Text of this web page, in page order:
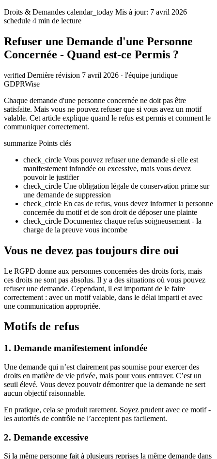
Droits & Demandes calendar_today Mis à jour: 7 avril 2026
schedule 4 min de lecture
Refuser une Demande d'une Personne
Concernée - Quand est-ce Permis ?
verified Dernière révision 7 avril 2026 · l'équipe juridique
GDPRWise
Chaque demande d'une personne concernée ne doit pas être
satisfaite. Mais vous ne pouvez refuser que si vous avez un motif
valable. Cet article explique quand le refus est permis et comment le
communiquer correctement.
summarize Points clés
check_circle Vous pouvez refuser une demande si elle est
manifestement infondée ou excessive, mais vous devez
pouvoir le justifier
check_circle Une obligation légale de conservation prime sur
une demande de suppression
check_circle En cas de refus, vous devez informer la personne
concernée du motif et de son droit de déposer une plainte
check_circle Documentez chaque refus soigneusement - la
charge de la preuve vous incombe
Vous ne devez pas toujours dire oui
Le RGPD donne aux personnes concernées des droits forts, mais
ces droits ne sont pas absolus. Il y a des situations où vous pouvez
refuser une demande. Cependant, il est important de le faire
correctement : avec un motif valable, dans le délai imparti et avec
une communication appropriée.
Motifs de refus
1. Demande manifestement infondée
Une demande qui n’est clairement pas soumise pour exercer des
droits en matière de vie privée, mais pour vous entraver. C’est un
seuil élevé. Vous devez pouvoir démontrer que la demande ne sert
aucun objectif raisonnable.
En pratique, cela se produit rarement. Soyez prudent avec ce motif -
les autorités de contrôle ne l’acceptent pas facilement.
2. Demande excessive
Si la même personne fait à plusieurs reprises la même demande dans